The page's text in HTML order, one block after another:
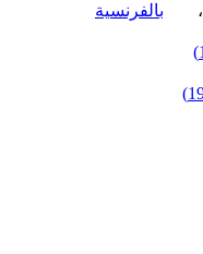
،
بالفرنسية